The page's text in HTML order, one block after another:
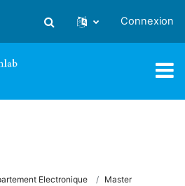
Activer/désactiver la saisie
Connexion
Electronique
Master